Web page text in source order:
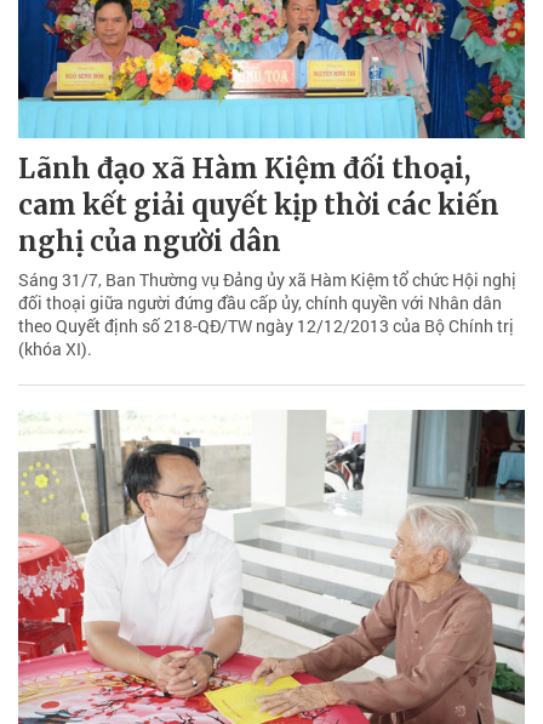
Lãnh đạo xã Hàm Kiệm đối thoại,
cam kết giải quyết kịp thời các kiến
nghị của người dân
Sáng 31/7, Ban Thường vụ Đảng ủy xã Hàm Kiệm tổ chức Hội nghị
đối thoại giữa người đứng đầu cấp ủy, chính quyền với Nhân dân
theo Quyết định số 218-QĐ/TW ngày 12/12/2013 của Bộ Chính trị
(khóa XI).